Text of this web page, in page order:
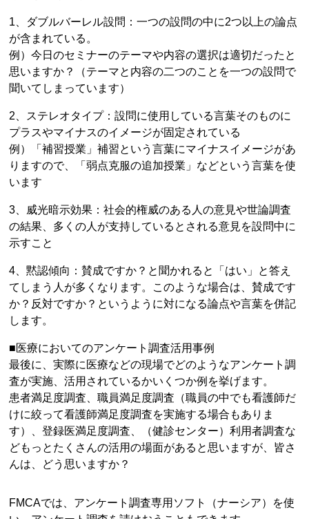
1、ダブルバーレル設問：一つの設問の中に2つ以上の論点
が含まれている。
例）今日のセミナーのテーマや内容の選択は適切だったと
思いますか？（テーマと内容の二つのことを一つの設問で
聞いてしまっています）
2、ステレオタイプ：設問に使用している言葉そのものに
プラスやマイナスのイメージが固定されている
例）「補習授業」補習という言葉にマイナスイメージがあ
りますので、「弱点克服の追加授業」などという言葉を使
います
3、威光暗示効果：社会的権威のある人の意見や世論調査
の結果、多くの人が支持しているとされる意見を設問中に
示すこと
4、黙認傾向：賛成ですか？と聞かれると「はい」と答え
てしまう人が多くなります。このような場合は、賛成です
か？反対ですか？というように対になる論点や言葉を併記
します。
■医療においてのアンケート調査活用事例
最後に、実際に医療などの現場でどのようなアンケート調
査が実施、活用されているかいくつか例を挙げます。
患者満足度調査、職員満足度調査（職員の中でも看護師だ
けに絞って看護師満足度調査を実施する場合もありま
す）、登録医満足度調査、（健診センター）利用者調査な
どもっとたくさんの活用の場面があると思いますが、皆さ
んは、どう思いますか？
FMCAでは、アンケート調査専用ソフト（ナーシア）を使